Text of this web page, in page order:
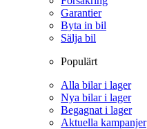
Garantier
Byta in bil
Sälja bil
Populärt
Alla bilar i lager
Nya bilar i lager
Begagnat i lager
Aktuella kampanjer